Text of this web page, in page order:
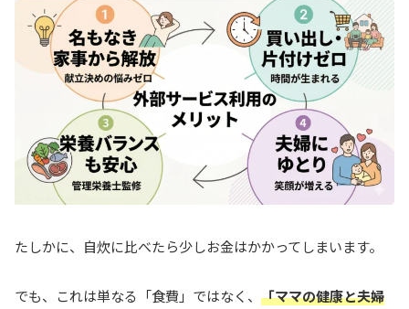
たしかに、自炊に比べたら少しお金はかかってしまいます。
でも、これは単なる「食費」ではなく、 「ママの健康と夫婦